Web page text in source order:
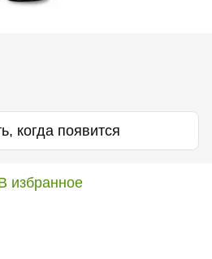
когда появится
избранное